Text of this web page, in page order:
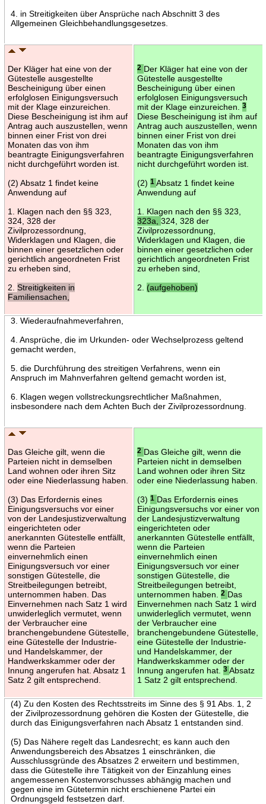
4. in Streitigkeiten über Ansprüche nach Abschnitt 3 des
Allgemeinen Gleichbehandlungsgesetzes.
Der Kläger hat eine von der
Gütestelle ausgestellte
Bescheinigung über einen
erfolglosen Einigungsversuch
mit der Klage einzureichen.
Diese Bescheinigung ist ihm auf
Antrag auch auszustellen, wenn
binnen einer Frist von drei
Monaten das von ihm
beantragte Einigungsverfahren
nicht durchgeführt worden ist.
(2) Absatz 1 findet keine
Anwendung auf
1. Klagen nach den §§ 323,
324, 328 der
Zivilprozessordnung,
Widerklagen und Klagen, die
binnen einer gesetzlichen oder
gerichtlich angeordneten Frist
zu erheben sind,
2. Streitigkeiten in
Familiensachen,
2 Der Kläger hat eine von der
Gütestelle ausgestellte
Bescheinigung über einen
erfolglosen Einigungsversuch
mit der Klage einzureichen.
3
Diese Bescheinigung ist ihm auf
Antrag auch auszustellen, wenn
binnen einer Frist von drei
Monaten das von ihm
beantragte Einigungsverfahren
nicht durchgeführt worden ist.
(2) 1 Absatz 1 findet keine
Anwendung auf
1. Klagen nach den §§ 323,
323a, 324, 328 der
Zivilprozessordnung,
Widerklagen und Klagen, die
binnen einer gesetzlichen oder
gerichtlich angeordneten Frist
zu erheben sind,
2. (aufgehoben)
3. Wiederaufnahmeverfahren,
4. Ansprüche, die im Urkunden- oder Wechselprozess geltend
gemacht werden,
5. die Durchführung des streitigen Verfahrens, wenn ein
Anspruch im Mahnverfahren geltend gemacht worden ist,
6. Klagen wegen vollstreckungsrechtlicher Maßnahmen,
insbesondere nach dem Achten Buch der Zivilprozessordnung.
Das Gleiche gilt, wenn die
Parteien nicht in demselben
Land wohnen oder ihren Sitz
oder eine Niederlassung haben.
(3) Das Erfordernis eines
Einigungsversuchs vor einer
von der Landesjustizverwaltung
eingerichteten oder
anerkannten Gütestelle entfällt,
wenn die Parteien
einvernehmlich einen
Einigungsversuch vor einer
sonstigen Gütestelle, die
Streitbeilegungen betreibt,
unternommen haben. Das
Einvernehmen nach Satz 1 wird
unwiderleglich vermutet, wenn
der Verbraucher eine
branchengebundene Gütestelle,
eine Gütestelle der Industrie-
und Handelskammer, der
Handwerkskammer oder der
Innung angerufen hat. Absatz 1
Satz 2 gilt entsprechend.
2 Das Gleiche gilt, wenn die
Parteien nicht in demselben
Land wohnen oder ihren Sitz
oder eine Niederlassung haben.
(3) 1 Das Erfordernis eines
Einigungsversuchs vor einer von
der Landesjustizverwaltung
eingerichteten oder
anerkannten Gütestelle entfällt,
wenn die Parteien
einvernehmlich einen
Einigungsversuch vor einer
sonstigen Gütestelle, die
Streitbeilegungen betreibt,
unternommen haben.
2 Das
Einvernehmen nach Satz 1 wird
unwiderleglich vermutet, wenn
der Verbraucher eine
branchengebundene Gütestelle,
eine Gütestelle der Industrie-
und Handelskammer, der
Handwerkskammer oder der
Innung angerufen hat.
3 Absatz
1 Satz 2 gilt entsprechend.
(4) Zu den Kosten des Rechtsstreits im Sinne des § 91 Abs. 1, 2
der Zivilprozessordnung gehören die Kosten der Gütestelle, die
durch das Einigungsverfahren nach Absatz 1 entstanden sind.
(5) Das Nähere regelt das Landesrecht; es kann auch den
Anwendungsbereich des Absatzes 1 einschränken, die
Ausschlussgründe des Absatzes 2 erweitern und bestimmen,
dass die Gütestelle ihre Tätigkeit von der Einzahlung eines
angemessenen Kostenvorschusses abhängig machen und
gegen eine im Gütetermin nicht erschienene Partei ein
Ordnungsgeld festsetzen darf.